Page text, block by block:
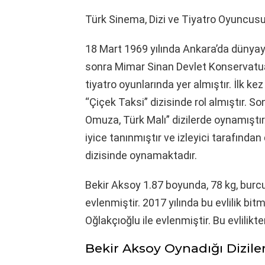
Türk Sinema, Dizi ve Tiyatro
18 Mart 1969 yılında Ankara’da
sonra Mimar Sinan Devlet
tiyatro oyunlarında yer almıştır. İlk
“Çiçek Taksi” dizisinde rol almıştır.
Omuza, Türk Malı” dizilerde
iyice tanınmıştır ve izleyici
dizisinde oynamaktadır.
Bekir Aksoy 1.87 boyunda, 78 kg,
evlenmiştir. 2017 yılında bu evlilik
Oğlakçıoğlu ile evlenmiştir. Bu
Bekir Aksoy Oynadığı